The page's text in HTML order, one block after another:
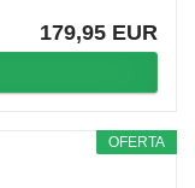
179,95 EUR
OFERTA